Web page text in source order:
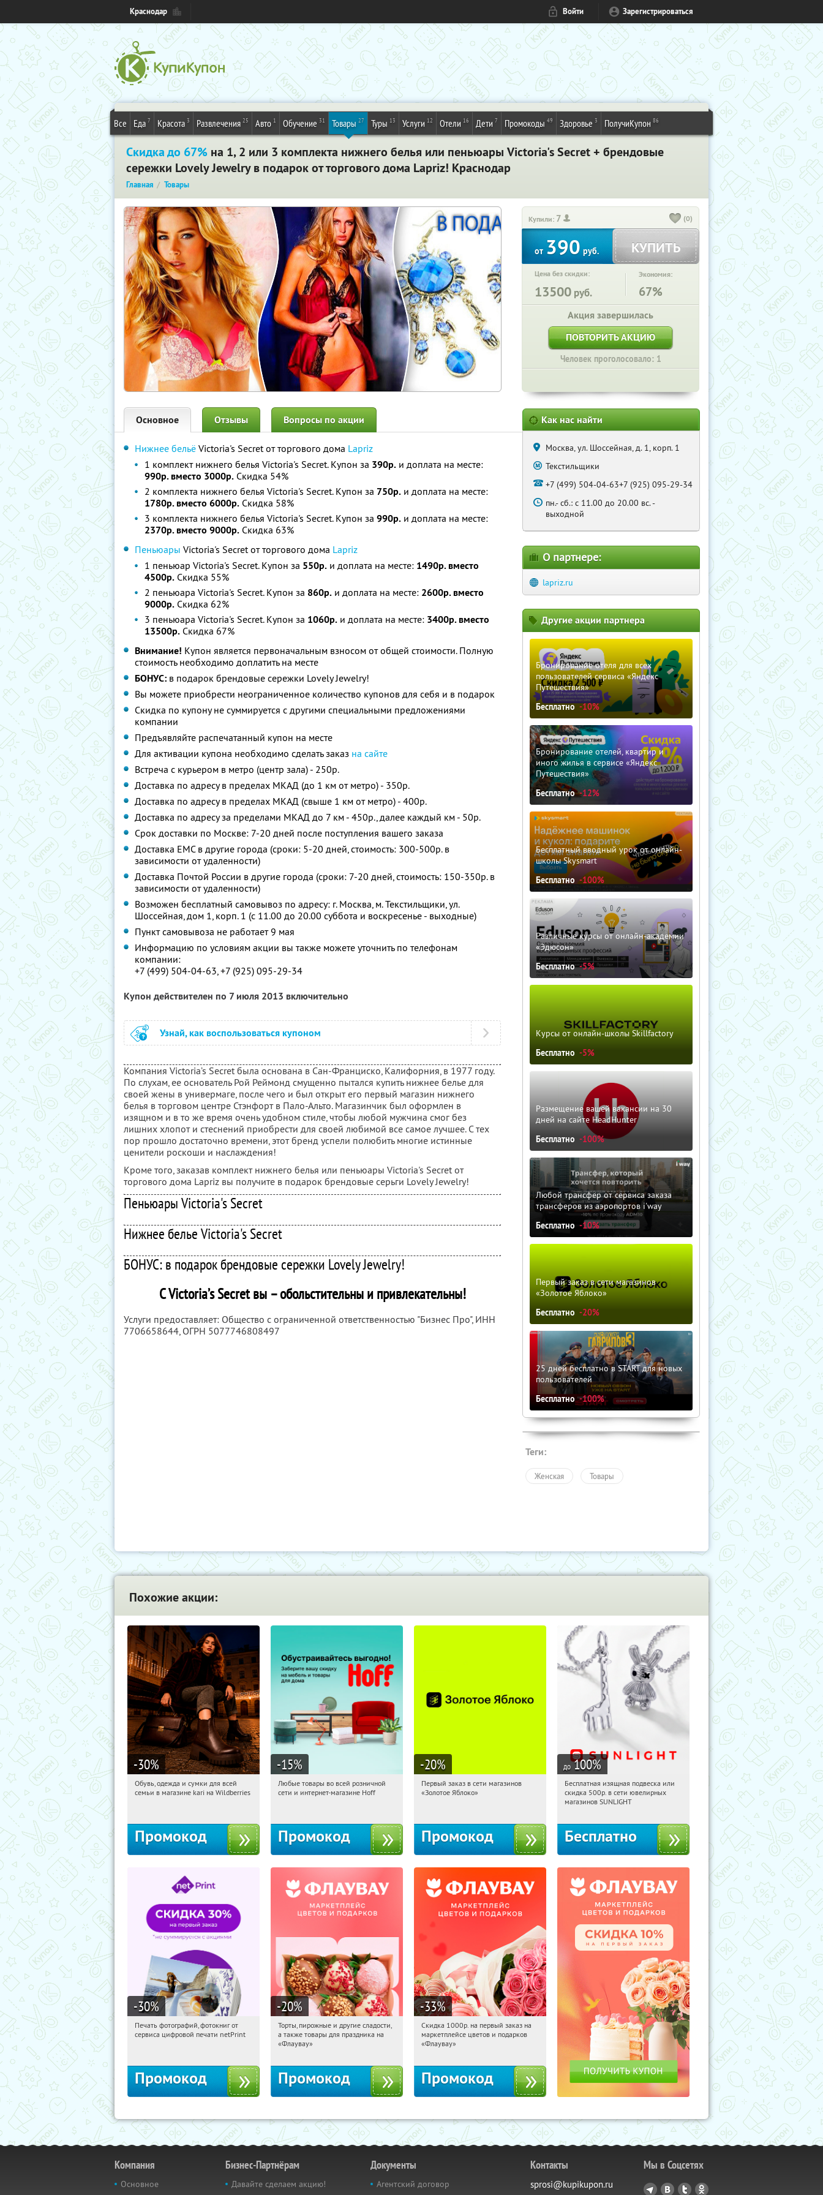
Краснодар Войти Зарегистрироваться
Все Еда 7 Красота 3 Развлечения 25 Авто 1 Обучение 31 Товары 27 Туры 13 Услуги 12 Отели 16 Дети 7 Промокоды 49 Здоровье 3 ПолучиКупон 86
Скидка до 67% на 1, 2 или 3 комплекта нижнего белья или пеньюары Victoria's Secret + брендовые
сережки Lovely Jewelry в подарок от торгового дома Lapriz! Краснодар
Главная Товары
Купили: 7 (0)
от390руб. КУПИТЬ
Цена без скидки:
13500 руб.
Экономия:
67%
Акция завершилась
ПОВТОРИТЬ АКЦИЮ
Человек проголосовало: 1
Основное Отзывы Вопросы по акции
Нижнее бельё Victoria's Secret от торгового дома Lapriz
1 комплект нижнего белья Victoria's Secret. Купон за 390р. и доплата на месте:
990р. вместо 3000р. Скидка 54%
2 комплекта нижнего белья Victoria's Secret. Купон за 750р. и доплата на месте:
1780р. вместо 6000р. Скидка 58%
3 комплекта нижнего белья Victoria's Secret. Купон за 990р. и доплата на месте:
2370р. вместо 9000р. Скидка 63%
Пеньюары Victoria's Secret от торгового дома Lapriz
1 пеньюар Victoria's Secret. Купон за 550р. и доплата на месте: 1490р. вместо
4500р. Скидка 55%
2 пеньюара Victoria's Secret. Купон за 860р. и доплата на месте: 2600р. вместо
9000р. Скидка 62%
3 пеньюара Victoria's Secret. Купон за 1060р. и доплата на месте: 3400р. вместо
13500р. Скидка 67%
Внимание! Купон является первоначальным взносом от общей стоимости. Полную
стоимость необходимо доплатить на месте
БОНУС: в подарок брендовые сережки Lovely Jewelry!
Вы можете приобрести неограниченное количество купонов для себя и в подарок
Скидка по купону не суммируется с другими специальными предложениями
компании
Предъявляйте распечатанный купон на месте
Для активации купона необходимо сделать заказ на сайте
Встреча с курьером в метро (центр зала) - 250р.
Доставка по адресу в пределах МКАД (до 1 км от метро) - 350р.
Доставка по адресу в пределах МКАД (свыше 1 км от метро) - 400р.
Доставка по адресу за пределами МКАД до 7 км - 450р., далее каждый км - 50р.
Срок доставки по Москве: 7-20 дней после поступления вашего заказа
Доставка ЕМС в другие города (сроки: 5-20 дней, стоимость: 300-500р. в
зависимости от удаленности)
Доставка Почтой России в другие города (сроки: 7-20 дней, стоимость: 150-350р. в
зависимости от удаленности)
Возможен бесплатный самовывоз по адресу: г. Москва, м. Текстильщики, ул.
Шоссейная, дом 1, корп. 1 (с 11.00 до 20.00 суббота и воскресенье - выходные)
Пункт самовывоза не работает 9 мая
Информацию по условиям акции вы также можете уточнить по телефонам
компании:
+7 (499) 504-04-63, +7 (925) 095-29-34
Купон действителен по 7 июля 2013 включительно
Узнай, как воспользоваться купоном
Компания Victoria’s Secret была основана в Сан-Франциско, Калифорния, в 1977 году.
По слухам, ее основатель Рой Реймонд смущенно пытался купить нижнее белье для
своей жены в универмаге, после чего и был открыт его первый магазин нижнего
белья в торговом центре Стэнфорт в Пало-Альто. Магазинчик был оформлен в
изящном и в то же время очень удобном стиле, чтобы любой мужчина смог без
лишних хлопот и стеснений приобрести для своей любимой все самое лучшее. С тех
пор прошло достаточно времени, этот бренд успели полюбить многие истинные
ценители роскоши и наслаждения!
Кроме того, заказав комплект нижнего белья или пеньюары Victoria's Secret от
торгового дома Lapriz вы получите в подарок брендовые серьги Lovely Jewelry!
Пеньюары Victoria's Secret
Нижнее белье Victoria's Secret
БОНУС: в подарок брендовые сережки Lovely Jewelry!
С Victoria’s Secret вы – обольстительны и привлекательны!
Услуги предоставляет: Общество с ограниченной ответственностью "Бизнес Про", ИНН
7706658644, ОГРН 5077746808497
Как нас найти
Москва, ул. Шоссейная, д. 1, корп. 1
Текстильщики
+7 (499) 504-04-63+7 (925) 095-29-34
пн.- сб.: с 11.00 до 20.00 вс. -
выходной
О партнере:
lapriz.ru
Другие акции партнера
Бронирование отеля для всех
пользователей сервиса «Яндекс
Путешествия»
Бесплатно -10%
Бронирование отелей, квартир и
иного жилья в сервисе «Яндекс
Путешествия»
Бесплатно -12%
Бесплатный вводный урок от онлайн-
школы Skysmart
Бесплатно -100%
Различные курсы от онлайн-академии
«Эдюсон»
Бесплатно -5%
Курсы от онлайн-школы Skillfactory
Бесплатно -5%
Размещение вашей вакансии на 30
дней на сайте HeadHunter
Бесплатно -100%
Любой трансфер от сервиса заказа
трансферов из аэропортов i'way
Бесплатно -10%
Первый заказ в сети магазинов
«Золотое Яблоко»
Бесплатно -20%
25 дней бесплатно в START для новых
пользователей
Бесплатно -100%
Теги:
Женская Товары
Похожие акции:
-30%
17:19:22 Получили:
Обувь, одежда и сумки для всей
семьи в магазине kari на Wildberries
Промокод
-15%
17:19:22 Получили:
Любые товары во всей розничной
сети и интернет-магазине Hoff
Промокод
-20%
17:19:22
Получи первым!
Первый заказ в сети магазинов
«Золотое Яблоко»
Промокод
до 100%
17:19:22 Получили:
Россия
Бесплатная изящная подвеска или
скидка 500р. в сети ювелирных
магазинов SUNLIGHT
Бесплатно
-30%
17:19:22 Получили:
Печать фотографий, фотокниг от
сервиса цифровой печати netPrint
Промокод
-20%
17:19:22 Получили:
Россия
Торты, пирожные и другие сладости,
а также товары для праздника на
«Флаувау»
Промокод
-33%
17:19:22 Получили:
Россия
Скидка 1000р. на первый заказ на
маркетплейсе цветов и подарков
«Флаувау»
Промокод
Компания
Основное
Бизнес-Партнёрам
Давайте сделаем акцию!
Документы
Агентский договор
Контакты
sprosi@kupikupon.ru
Мы в Соцсетях